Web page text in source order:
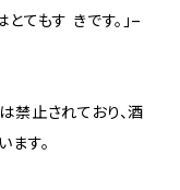
てもす きです。」–
止されており、酒
す。